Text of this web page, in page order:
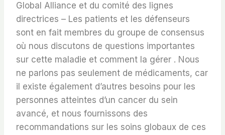
Global Alliance et du comité des lignes
directrices – Les patients et les défenseurs
sont en fait membres du groupe de consensus
où nous discutons de questions importantes
sur cette maladie et comment la gérer . Nous
ne parlons pas seulement de médicaments, car
il existe également d’autres besoins pour les
personnes atteintes d’un cancer du sein
avancé, et nous fournissons des
recommandations sur les soins globaux de ces